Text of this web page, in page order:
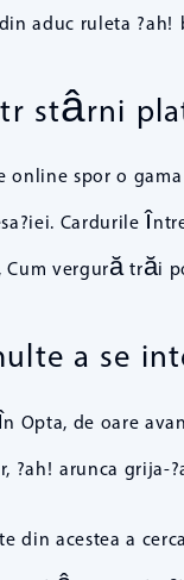
aduc ruleta ?ah!
stârni
spor o
Cardurile
vergură trăi
a se
de oare
?ah! arunca
din acestea a